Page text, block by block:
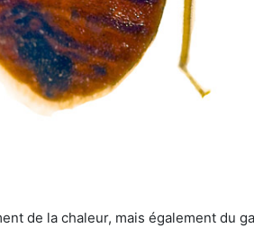
de la chaleur, mais également du